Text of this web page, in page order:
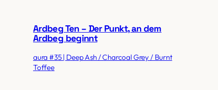
Ardbeg Ten – Der Punkt, an dem
Ardbeg beginnt
aura #35 | Deep Ash / Charcoal Grey / Burnt
Toffee